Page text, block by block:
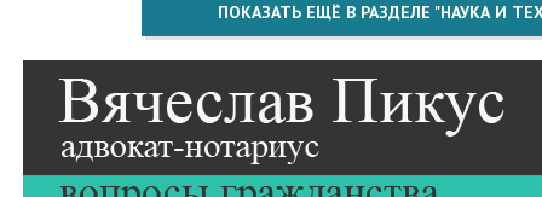
ПОКАЗАТЬ ЕЩЁ В РАЗДЕЛЕ "НАУКА И